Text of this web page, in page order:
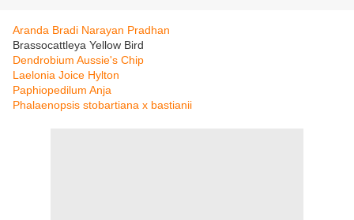
Aranda Bradi Narayan Pradhan
Brassocattleya Yellow Bird
Dendrobium Aussie's Chip
Laelonia Joice Hylton
Paphiopedilum Anja
Phalaenopsis stobartiana x bastianii